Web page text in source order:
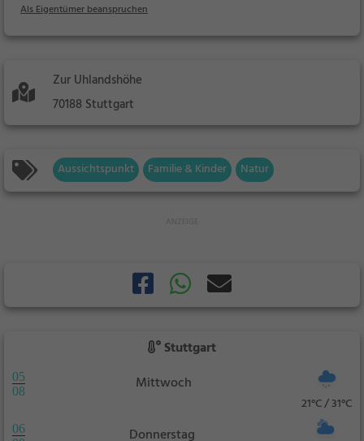
Als Eigentümer beanspruchen
Zur Uhlandshöhe
70188 Stuttgart
Aussichtspunkt Familie & Kinder Natur
Stuttgart
05
08
Mittwoch
21°C / 31°C
06
Donnerstag